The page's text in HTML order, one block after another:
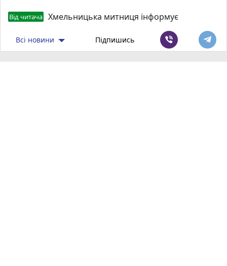
Від читача Хмельницька митниця інформує
Всі новини Підпишись